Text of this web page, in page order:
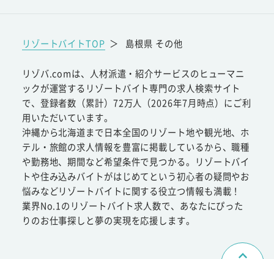
リゾートバイトTOP ＞ 島根県 その他
リゾバ.comは、人材派遣・紹介サービスのヒューマニ
ックが運営するリゾートバイト専門の求人検索サイト
で、登録者数（累計）72万人（2026年7月時点）にご利
用いただいています。
沖縄から北海道まで日本全国のリゾート地や観光地、ホ
テル・旅館の求人情報を豊富に掲載しているから、職種
や勤務地、期間など希望条件で見つかる。リゾートバイ
トや住み込みバイトがはじめてという初心者の疑問やお
悩みなどリゾートバイトに関する役立つ情報も満載！
業界No.1のリゾートバイト求人数で、あなたにぴった
りのお仕事探しと夢の実現を応援します。